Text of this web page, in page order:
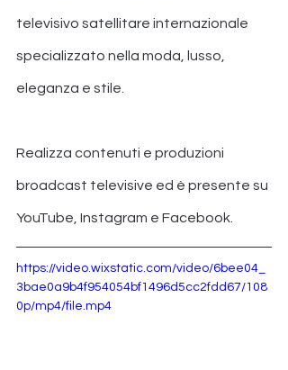
televisivo satellitare internazionale
specializzato nella moda, lusso,
eleganza e stile.
Realizza contenuti e produzioni
broadcast televisive ed è presente su
YouTube, Instagram e Facebook.
https://video.wixstatic.com/video/6bee04_
3bae0a9b4f954054bf1496d5cc2fdd67/108
0p/mp4/file.mp4